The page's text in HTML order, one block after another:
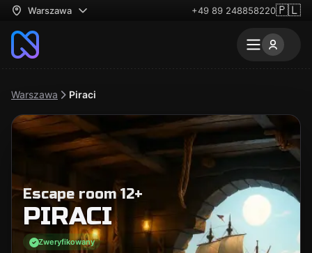
Warszawa +49 89 248858220🇵🇱
Warszawa Piraci
Escape room 12+
PIRACI
Zweryfikowany